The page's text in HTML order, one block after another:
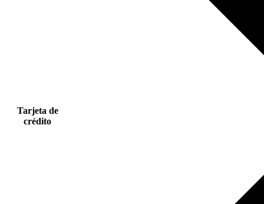
Tarjeta de
crédito